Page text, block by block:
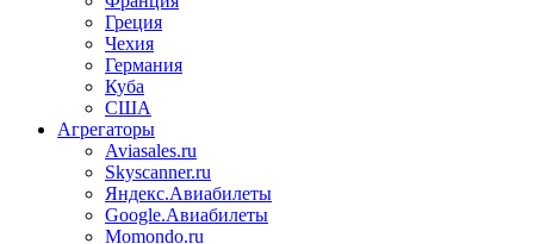
Греция
Чехия
Германия
Куба
США
Агрегаторы
Aviasales.ru
Skyscanner.ru
Яндекс.Авиабилеты
Google.Авиабилеты
Momondo.ru